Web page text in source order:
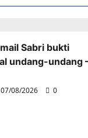
Sabri bukti
undang-undang
07/08/2026 0